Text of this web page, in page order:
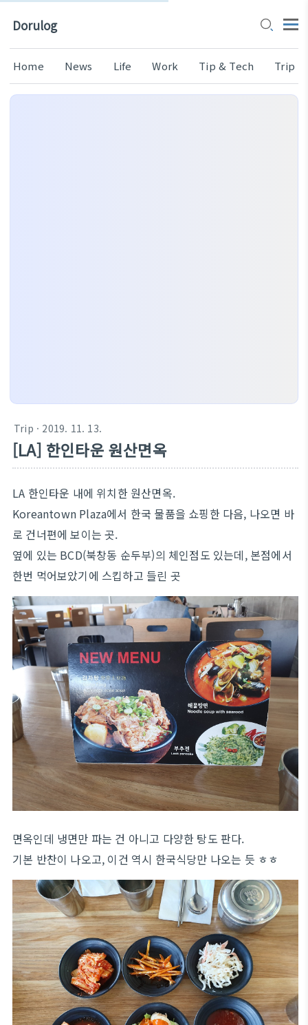
Dorulog
Home News Life Work Tip & Tech Trip
Trip · 2019. 11. 13.
[LA] 한인타운 원산면옥
LA 한인타운 내에 위치한 원산면옥.
Koreantown Plaza에서 한국 물품을 쇼핑한 다음, 나오면 바
로 건너편에 보이는 곳.
옆에 있는 BCD(북창동 순두부)의 체인점도 있는데, 본점에서
한번 먹어보았기에 스킵하고 들린 곳
면옥인데 냉면만 파는 건 아니고 다양한 탕도 판다.
기본 반찬이 나오고, 이건 역시 한국식당만 나오는 듯 ㅎㅎ